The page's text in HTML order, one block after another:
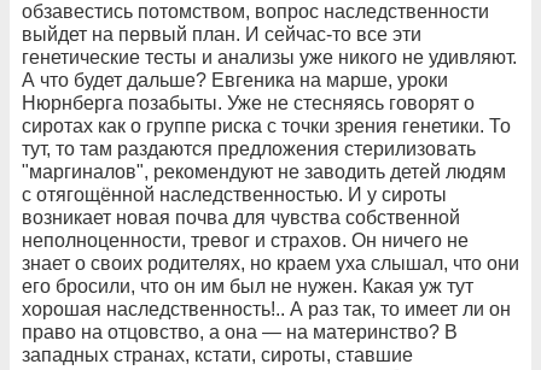
обзавестись потомством, вопрос наследственности
выйдет на первый план. И сейчас-то все эти
генетические тесты и анализы уже никого не удивляют.
А что будет дальше? Евгеника на марше, уроки
Нюрнберга позабыты. Уже не стесняясь говорят о
сиротах как о группе риска с точки зрения генетики. То
тут, то там раздаются предложения стерилизовать
"маргиналов", рекомендуют не заводить детей людям
с отягощённой наследственностью. И у сироты
возникает новая почва для чувства собственной
неполноценности, тревог и страхов. Он ничего не
знает о своих родителях, но краем уха слышал, что они
его бросили, что он им был не нужен. Какая уж тут
хорошая наследственность!.. А раз так, то имеет ли он
право на отцовство, а она — на материнство? В
западных странах, кстати, сироты, ставшие